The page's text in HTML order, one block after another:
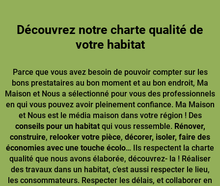
Découvrez notre charte qualité de
votre habitat
Parce que vous avez besoin de pouvoir compter sur les
bons prestataires au bon moment et au bon endroit, Ma
Maison et Nous a sélectionné pour vous des professionnels
en qui vous pouvez avoir pleinement confiance. Ma Maison
et Nous est le média maison dans votre région ! Des
conseils pour un habitatqui vous ressemble. Rénover,
construire, relooker votre pièce, décorer, isoler, faire des
économies avec une touche écolo… Ils respectent la charte
qualité que nous avons élaborée, découvrez- la ! Réaliser
des travaux dans un habitat, c’est aussi respecter le lieu,
les consommateurs. Respecter les délais, et collaborer en